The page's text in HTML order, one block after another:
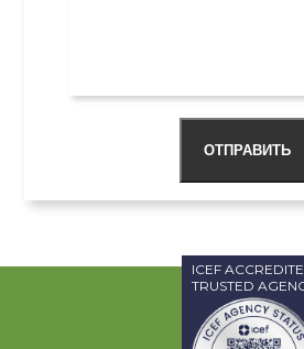
ОТПРАВИТЬ
ICEF
TRUSTED